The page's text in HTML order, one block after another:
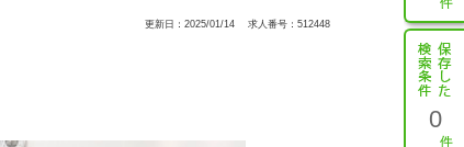
0
更新日：2025/01/14 求人番号：512448